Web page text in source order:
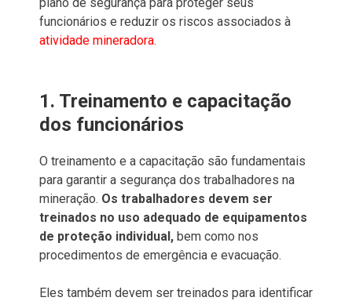
funcionários e reduzir os riscos associados à
atividade mineradora.
1. Treinamento e capacitação
dos funcionários
O treinamento e a capacitação são fundamentais
para garantir a segurança dos trabalhadores na
mineração. Os trabalhadores devem ser
treinados no uso adequado de equipamentos
de proteção individual, bem como nos
procedimentos de emergência e evacuação.
Eles também devem ser treinados para identificar